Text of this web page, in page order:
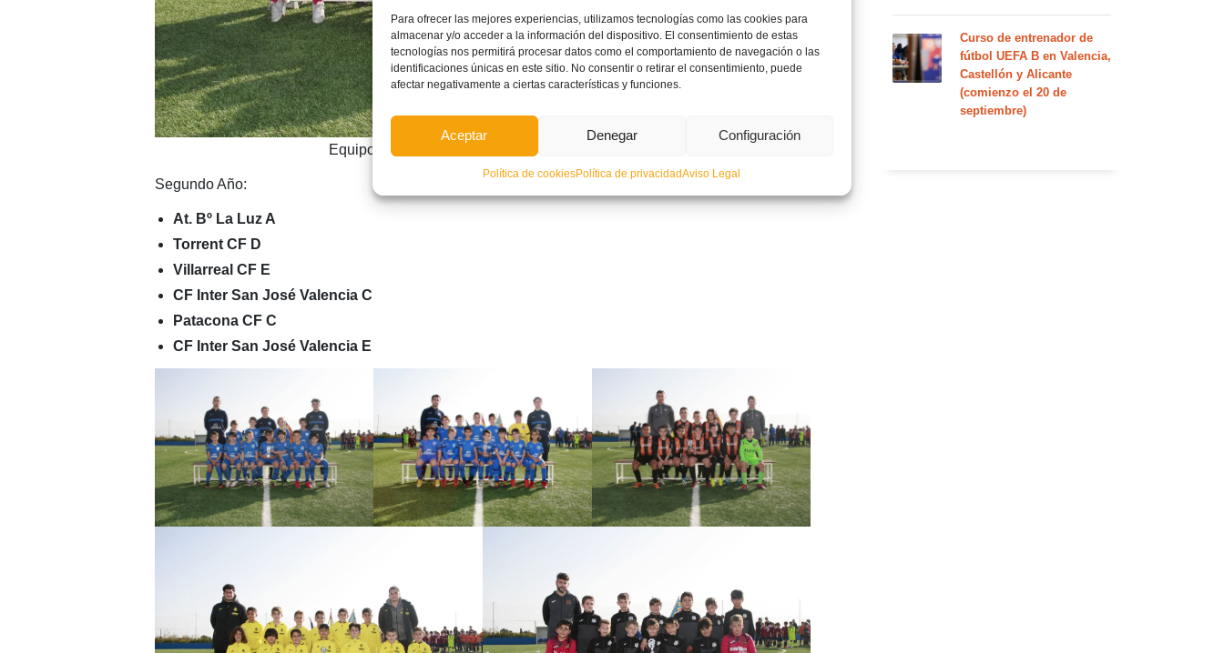
Para ofrecer las mejores experiencias, utilizamos tecnologías como las cookies para
almacenar y/o acceder a la información del dispositivo. El consentimiento de estas
tecnologías nos permitirá procesar datos como el comportamiento de navegación o las
identificaciones únicas en este sitio. No consentir o retirar el consentimiento, puede
afectar negativamente a ciertas características y funciones.
Aceptar Denegar Configuración
Política de cookiesPolítica de privacidadAviso Legal
Equipos Benjamines de primer año clasificados
Segundo Año:
At. Bº La Luz A
Torrent CF D
Villarreal CF E
CF Inter San José Valencia C
Patacona CF C
CF Inter San José Valencia E
Curso de entrenador de
fútbol UEFA B en Valencia,
Castellón y Alicante
(comienzo el 20 de
septiembre)